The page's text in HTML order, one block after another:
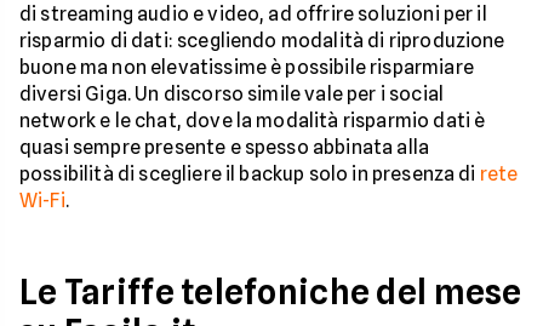
di streaming audio e video, ad offrire soluzioni per il
risparmio di dati: scegliendo modalità di riproduzione
buone ma non elevatissime è possibile risparmiare
diversi Giga. Un discorso simile vale per i social
network e le chat, dove la modalità risparmio dati è
quasi sempre presente e spesso abbinata alla
possibilità di scegliere il backup solo in presenza di rete
Wi-Fi.
Le Tariffe telefoniche del mese